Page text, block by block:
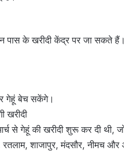
पास के खरीदी केंद्र पर जा सकते
गेहूं बेच सकेंगे।
खरीदी
से गेहूं की खरीदी शुरू कर दी थी,
शाजापुर, मंदसौर, नीमच और